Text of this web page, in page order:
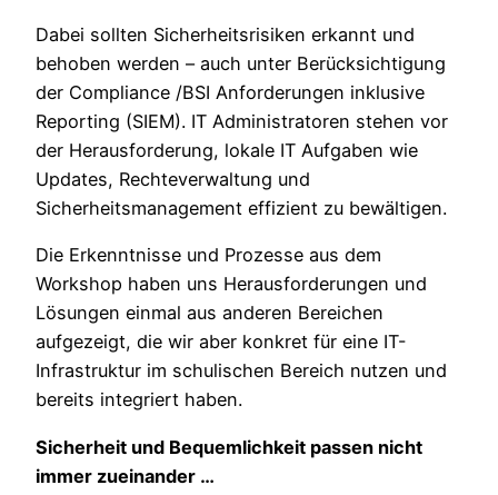
Dabei sollten Sicherheitsrisiken erkannt und
behoben werden – auch unter Berücksichtigung
der Compliance /BSI Anforderungen inklusive
Reporting (SIEM). IT Administratoren stehen vor
der Herausforderung, lokale IT Aufgaben wie
Updates, Rechteverwaltung und
Sicherheitsmanagement effizient zu bewältigen.
Die Erkenntnisse und Prozesse aus dem
Workshop haben uns Herausforderungen und
Lösungen einmal aus anderen Bereichen
aufgezeigt, die wir aber konkret für eine IT-
Infrastruktur im schulischen Bereich nutzen und
bereits integriert haben.
Sicherheit und Bequemlichkeit passen nicht
immer zueinander …